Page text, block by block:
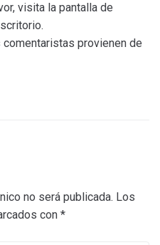
visita la pantalla de
provienen de
no será publicada. Los
con *